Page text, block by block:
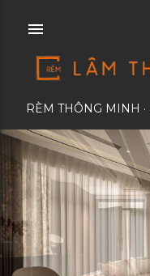
RÈM THÔNG MINH